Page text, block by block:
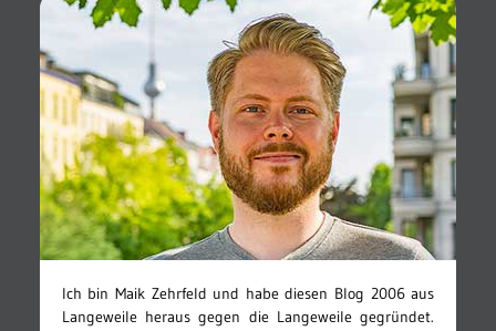
Ich bin Maik Zehrfeld und habe diesen Blog 2006 aus
Langeweile heraus gegen die Langeweile gegründet.